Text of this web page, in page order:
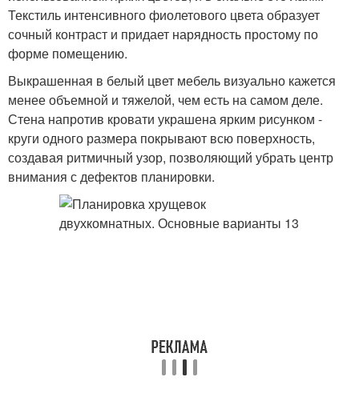
Текстиль интенсивного фиолетового цвета образует
сочный контраст и придает нарядность простому по
форме помещению.
Выкрашенная в белый цвет мебель визуально кажется
менее объемной и тяжелой, чем есть на самом деле.
Стена напротив кровати украшена ярким рисунком -
круги одного размера покрывают всю поверхность,
создавая ритмичный узор, позволяющий убрать центр
внимания с дефектов планировки.